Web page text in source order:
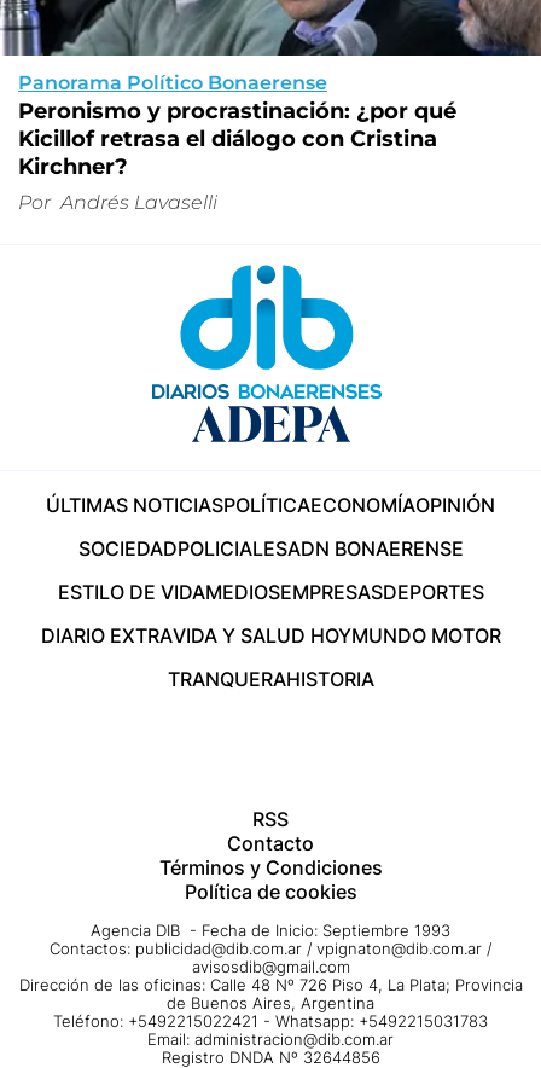
Panorama Político Bonaerense
Peronismo y procrastinación: ¿por qué
Kicillof retrasa el diálogo con Cristina
Kirchner?
Por Andrés Lavaselli
ÚLTIMAS NOTICIASPOLÍTICAECONOMÍAOPINIÓN
SOCIEDADPOLICIALESADN BONAERENSE
ESTILO DE VIDAMEDIOSEMPRESASDEPORTES
DIARIO EXTRAVIDA Y SALUD HOYMUNDO MOTOR
TRANQUERAHISTORIA
RSS
Contacto
Términos y Condiciones
Política de cookies
Agencia DIB - Fecha de Inicio: Septiembre 1993
Contactos: publicidad@dib.com.ar / vpignaton@dib.com.ar /
avisosdib@gmail.com
Dirección de las oficinas: Calle 48 Nº 726 Piso 4, La Plata; Provincia
de Buenos Aires, Argentina
Teléfono: +5492215022421 - Whatsapp: +5492215031783
Email: administracion@dib.com.ar
Registro DNDA Nº 32644856